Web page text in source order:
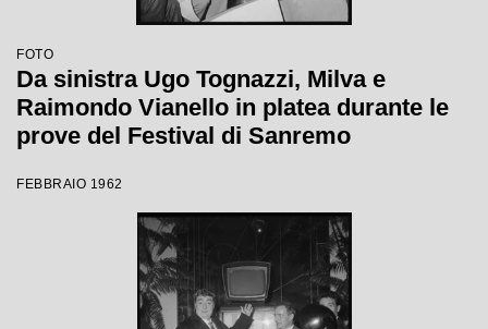
FOTO
Da sinistra Ugo Tognazzi, Milva e
Raimondo Vianello in platea durante le
prove del Festival di Sanremo
FEBBRAIO 1962